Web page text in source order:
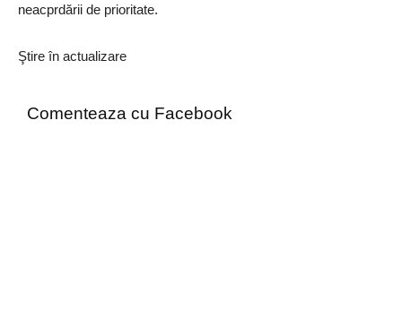
neacprdării de prioritate.
Ştire în actualizare
Comenteaza cu Facebook